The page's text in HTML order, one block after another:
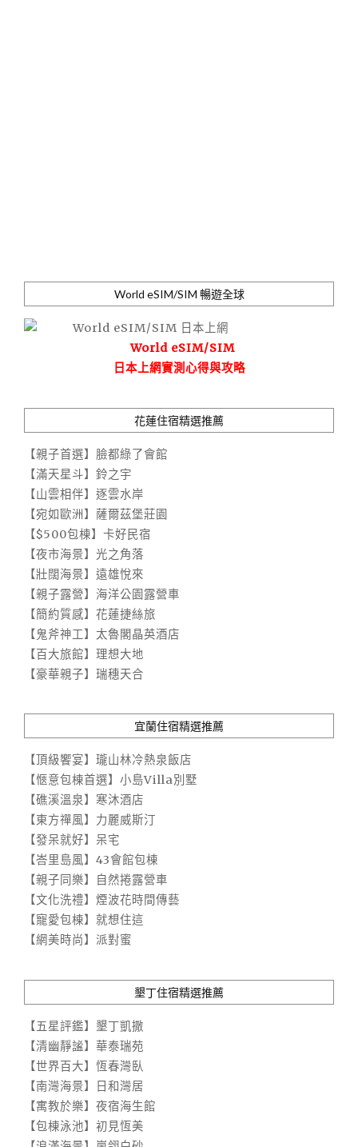
World eSIM/SIM 暢遊全球
World eSIM/SIM
日本上網實測心得與攻略
花蓮住宿精選推薦
【親子首選】臉都綠了會館
【滿天星斗】鈴之宇
【山雲相伴】逐雲水岸
【宛如歐洲】薩爾茲堡莊園
【$500包棟】卡好民宿
【夜市海景】光之角落
【壯闊海景】遠雄悅來
【親子露營】海洋公園露營車
【簡約質感】花蓮捷絲旅
【鬼斧神工】太魯閣晶英酒店
【百大旅館】理想大地
【豪華親子】瑞穗天合
宜蘭住宿精選推薦
【頂級饗宴】瓏山林冷熱泉飯店
【愜意包棟首選】小島Villa別墅
【礁溪溫泉】寒沐酒店
【東方禪風】力麗威斯汀
【發呆就好】呆宅
【峇里島風】43會館包棟
【親子同樂】自然捲露營車
【文化洗禮】煙波花時間傳藝
【寵愛包棟】就想住這
【網美時尚】派對蜜
墾丁住宿精選推薦
【五星評鑑】墾丁凱撒
【清幽靜謐】華泰瑞苑
【世界百大】恆春灣臥
【南灣海景】日和灣居
【寓教於樂】夜宿海生館
【包棟泳池】初見恆美